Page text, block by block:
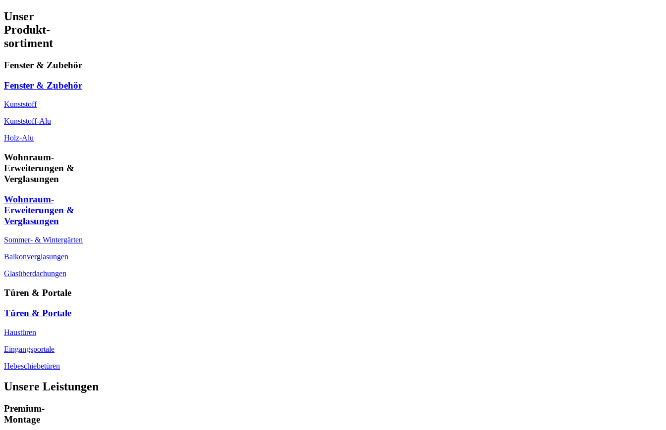
Unser
Produkt-
sortiment
Fenster & Zubehör
Fenster & Zubehör
Kunststoff
Kunststoff-Alu
Holz-Alu
Wohnraum-
Erweiterungen &
Verglasungen
Wohnraum-
Erweiterungen &
Verglasungen
Sommer- & Wintergärten
Balkonverglasungen
Glasüberdachungen
Türen & Portale
Türen & Portale
Haustüren
Eingangsportale
Hebeschiebetüren
Unsere Leistungen
Premium-
Montage